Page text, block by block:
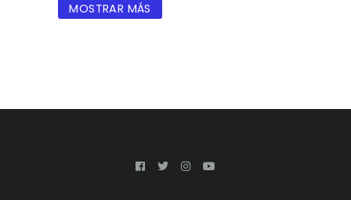
MOSTRAR MÁS